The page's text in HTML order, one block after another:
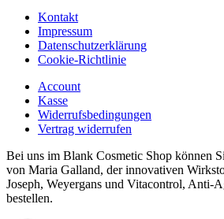
Kontakt
Impressum
Datenschutzerklärung
Cookie-Richtlinie
Account
Kasse
Widerrufsbedingungen
Vertrag widerrufen
Bei uns im Blank Cosmetic Shop können
von Maria Galland, der innovativen
Joseph, Weyergans und Vitacontrol, Anti-
bestellen.